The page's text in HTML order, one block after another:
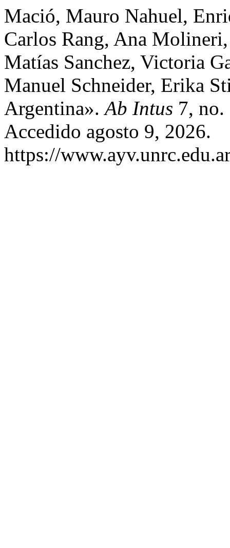
Mació, Mauro Nahuel,
Carlos Rang, Ana
Matías Sanchez, Victoria
Manuel Schneider, Erika
Argentina».Ab Intus 7,
Accedido agosto 9, 2026.
https://